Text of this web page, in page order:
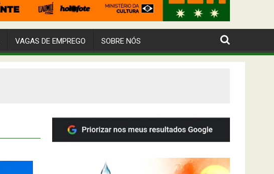
VAGAS DE EMPREGO SOBRE NÓS